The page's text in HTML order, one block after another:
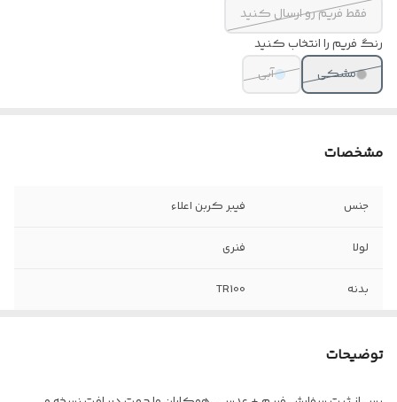
فقط فریم رو ارسال کنید
رنگ فریم را انتخاب کنید
مشکی
آبی
مشخصات
جنس فیبر کربن اعلاء
لولا فنری
بدنه TR100
توضیحات